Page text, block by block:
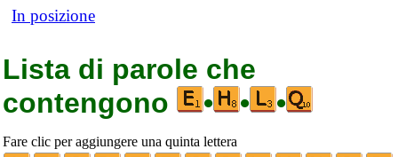
In posizione
Lista di parole che
contengono
• • •
Fare clic per aggiungere una quinta lettera